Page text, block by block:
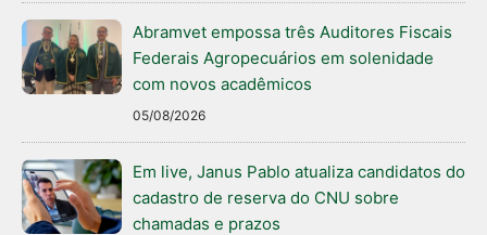
Abramvet empossa três Auditores Fiscais
Federais Agropecuários em solenidade
com novos acadêmicos
05/08/2026
Em live, Janus Pablo atualiza candidatos do
cadastro de reserva do CNU sobre
chamadas e prazos